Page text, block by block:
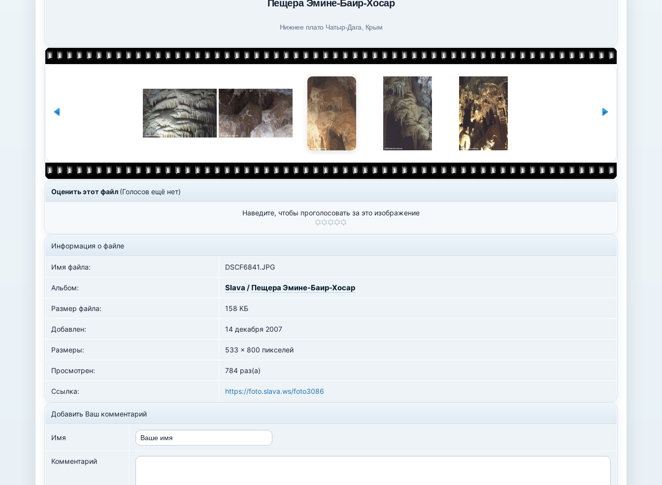
Пещера Эмине-Баир-Хосар
Нижнее плато Чатыр-Дага, Крым
Оценить этот файл (Голосов ещё нет)
Наведите, чтобы проголосовать за это изображение
Информация о файле
Имя файла: DSCF6841.JPG
Альбом: Slava / Пещера Эмине-Баир-Хосар
Размер файла: 158 КБ
Добавлен: 14 декабря 2007
Размеры: 533 x 800 пикселей
Просмотрен: 784 раз(а)
Ссылка: https://foto.slava.ws/foto3086
Добавить Ваш комментарий
Имя
Комментарий